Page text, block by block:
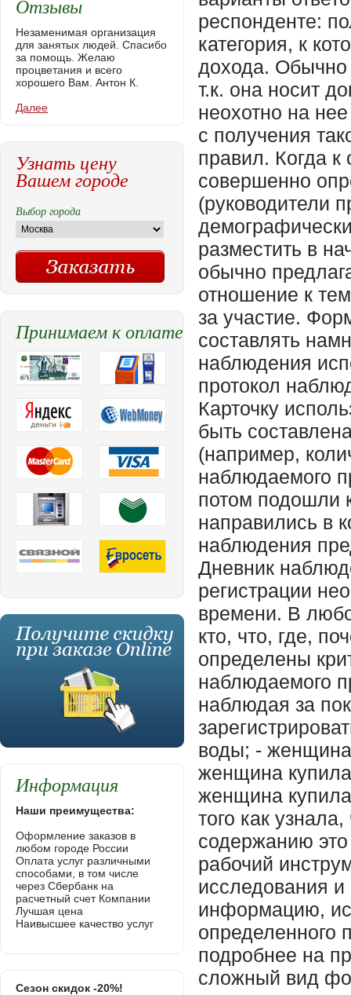
респонденте:
категория, к
дохода. Обычно
т.к. она носит
неохотно на
с получения
правил. Когда
совершенно
(руководители
разместить в
обычно
отношение к
за участие.
составлять
наблюдения
протокол
Карточку
быть
(например,
наблюдаемого
потом подошли
направились в
наблюдения
Дневник
регистрации
времени. В
кто, что, где,
определены
наблюдаемого
наблюдая за
воды; -
женщина
женщина
того как
содержанию
рабочий
исследования и
информацию,
определенного
подробнее на
сложный вид
Отзывы
Незаменимая организация
для занятых людей. Спасибо
за помощь. Желаю
процветания и всего
хорошего Вам. Антон К.
Далее
Узнать цену
Вашем городе
Выбор города
Принимаем к оплате
Информация
Наши преимущества:
Оформление заказов в
любом городе России
Оплата услуг различными
способами, в том числе
через Сбербанк на
расчетный счет Компании
Лучшая цена
Наивысшее качество услуг
Сезон скидок -20%!